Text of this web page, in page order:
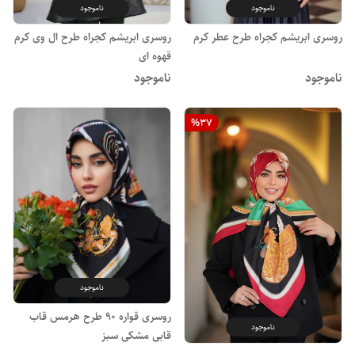
ناموجود
روسری ابریشم کجراه طرح عطر کرم
ناموجود
ناموجود
روسری ابریشم کجراه طرح ال وی کرم
قهوه ای
ناموجود
%37
ناموجود
ناموجود
روسری قواره 90 طرح هرمس قاب
قابی مشکی سبز